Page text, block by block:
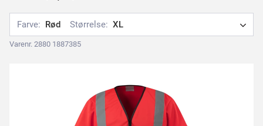
Farve: Rød Størrelse: XL
Varenr. 2880 1887385